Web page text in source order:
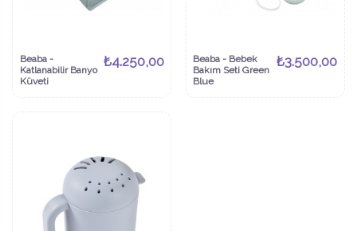
Beaba -
Katlanabilir Banyo
Küveti
₺4.250,00
Beaba - Bebek
Bakım Seti Green
Blue
₺3.500,00